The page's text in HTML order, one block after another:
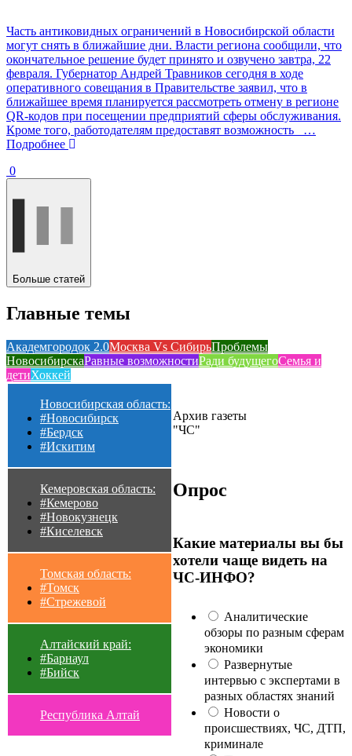
Часть антиковидных ограничений в Новосибирской области
могут снять в ближайшие дни. Власти региона сообщили, что
окончательное решение будет принято и озвучено завтра, 22
февраля. Губернатор Андрей Травников сегодня в ходе
оперативного совещания в Правительстве заявил, что в
ближайшее время планируется рассмотреть отмену в регионе
QR-кодов при посещении предприятий сферы обслуживания.
Кроме того, работодателям предоставят возможность
…
Подробнее
0
Больше статей
Главные темы
Академгородок 2.0Москва Vs СибирьПроблемы
НовосибирскаРавные возможностиРади будущегоСемья и
детиХоккей
Новосибирская область:
#Новосибирск
#Бердск
#Искитим
Кемеровская область:
#Кемерово
#Новокузнецк
#Киселевск
Томская область:
#Томск
#Стрежевой
Алтайский край:
#Барнаул
#Бийск
Республика Алтай
Архив газеты
"ЧС"
Опрос
Какие материалы вы бы
хотели чаще видеть на
ЧС-ИНФО?
Аналитические
обзоры по разным сферам
экономики
Развернутые
интервью с экспертами в
разных областях знаний
Новости о
происшествиях, ЧС, ДТП,
криминале